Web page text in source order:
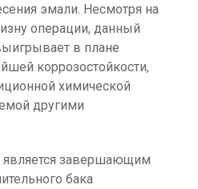
эмали. Несмотря на
операции, данный
в плане
коррозостойкости,
химической
другими
является завершающим
бака